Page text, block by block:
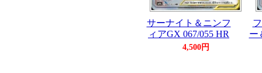
サーナイト＆ニンフ
ィアGX 067/055 HR
4,500円
ー